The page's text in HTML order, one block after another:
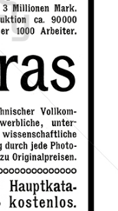
ICA A.-G., Dresden